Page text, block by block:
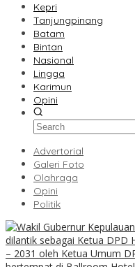
Kepri
Tanjungpinang
Batam
Bintan
Nasional
Lingga
Karimun
Opini
Advertorial
Galeri Foto
Olahraga
Opini
Politik